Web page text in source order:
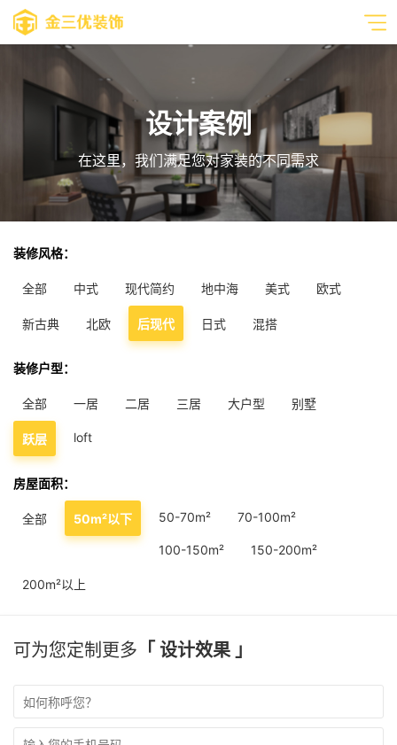
设计案例
在这里，我们满足您对家装的不同需求
装修风格：
全部 中式 现代简约 地中海 美式 欧式
新古典 北欧 后现代 日式 混搭
装修户型：
全部 一居 二居 三居 大户型 别墅
跃层 loft
房屋面积：
全部 50m²以下 50-70m² 70-100m²
100-150m² 150-200m²
200m²以上
可为您定制更多 「 设计效果 」